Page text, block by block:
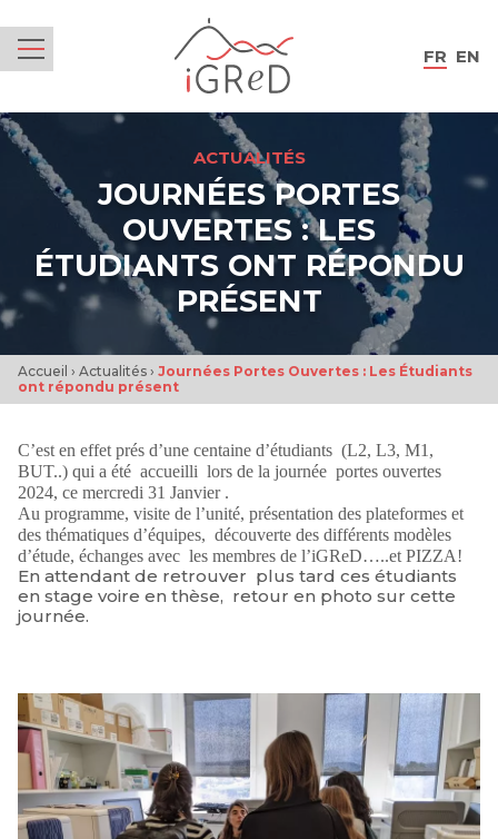
FR EN
ACTUALITÉS
JOURNÉES PORTES
OUVERTES : LES
ÉTUDIANTS ONT RÉPONDU
PRÉSENT
Accueil › Actualités › Journées Portes Ouvertes : Les Étudiants
ont répondu présent
C’est en effet prés d’une centaine d’étudiants (L2, L3, M1,
BUT..) qui a été accueilli lors de la journée portes ouvertes
2024, ce mercredi 31 Janvier .
Au programme, visite de l’unité, présentation des plateformes et
des thématiques d’équipes, découverte des différents modèles
d’étude, échanges avec les membres de l’iGReD…..et PIZZA!
En attendant de retrouver plus tard ces étudiants
en stage voire en thèse, retour en photo sur cette
journée.